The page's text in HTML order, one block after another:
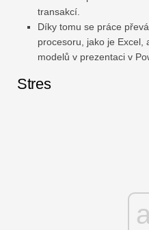
transakcí.
Díky tomu se práce
procesoru, jako je Excel,
modelů v prezentaci v
Stres